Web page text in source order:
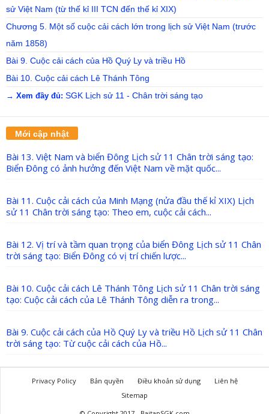
sử Việt Nam (từ thế kỉ III TCN đến thế kỉ XIX)
Chương 5. Một số cuộc cải cách lớn trong lịch sử Việt Nam (trước
năm 1858)
Bài 9. Cuộc cải cách của Hồ Quý Ly và triều Hồ
Bài 10. Cuộc cải cách Lê Thánh Tông
→ Xem đầy đủ: SGK Lịch sử 11 - Chân trời sáng tạo
Mới cập nhật
Bài 13. Việt Nam và biển Đông Lịch sử 11 Chân trời sáng tạo:
Biển Đông có ảnh hưởng đến Việt Nam về mặt quốc...
Bài 11. Cuộc cải cách của Minh Mạng (nửa đầu thế kỉ XIX) Lịch
sử 11 Chân trời sáng tạo: Theo em, cuộc cải cách...
Bài 12. Vị trí và tầm quan trọng của biển Đông Lịch sử 11 Chân
trời sáng tạo: Biển Đông có vị trí chiến lược...
Bài 10. Cuộc cải cách Lê Thánh Tông Lịch sử 11 Chân trời sáng
tạo: Cuộc cải cách của Lê Thánh Tông diễn ra trong...
Bài 9. Cuộc cải cách của Hồ Quý Ly và triều Hồ Lịch sử 11 Chân
trời sáng tạo: Từ cuộc cải cách của Hồ...
Privacy Policy Bản quyền Điều khoản sử dụng
Liên hệ
Sitemap